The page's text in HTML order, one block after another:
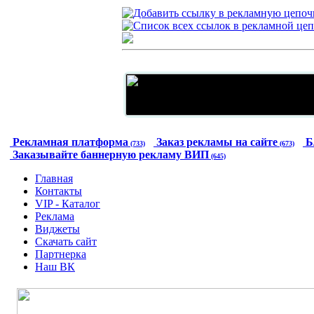
Рекламная платформа (733) Заказ рекламы на сайте (673)
Заказывайте баннерную рекламу ВИП (645)
Главная
Контакты
VIP - Каталог
Реклама
Виджеты
Скачать сайт
Партнерка
Наш ВК